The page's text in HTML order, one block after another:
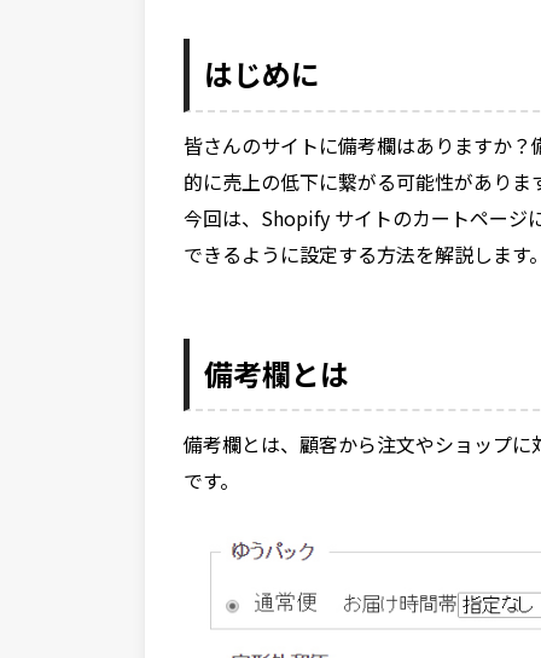
はじめに
皆さんのサイトに備考欄はありますか
的に売上の低下に繋がる可能性がありま
今回は、Shopify サイトのカートページ
できるように設定する方法を解説します
備考欄とは
備考欄とは、顧客から注文やショップ
です。